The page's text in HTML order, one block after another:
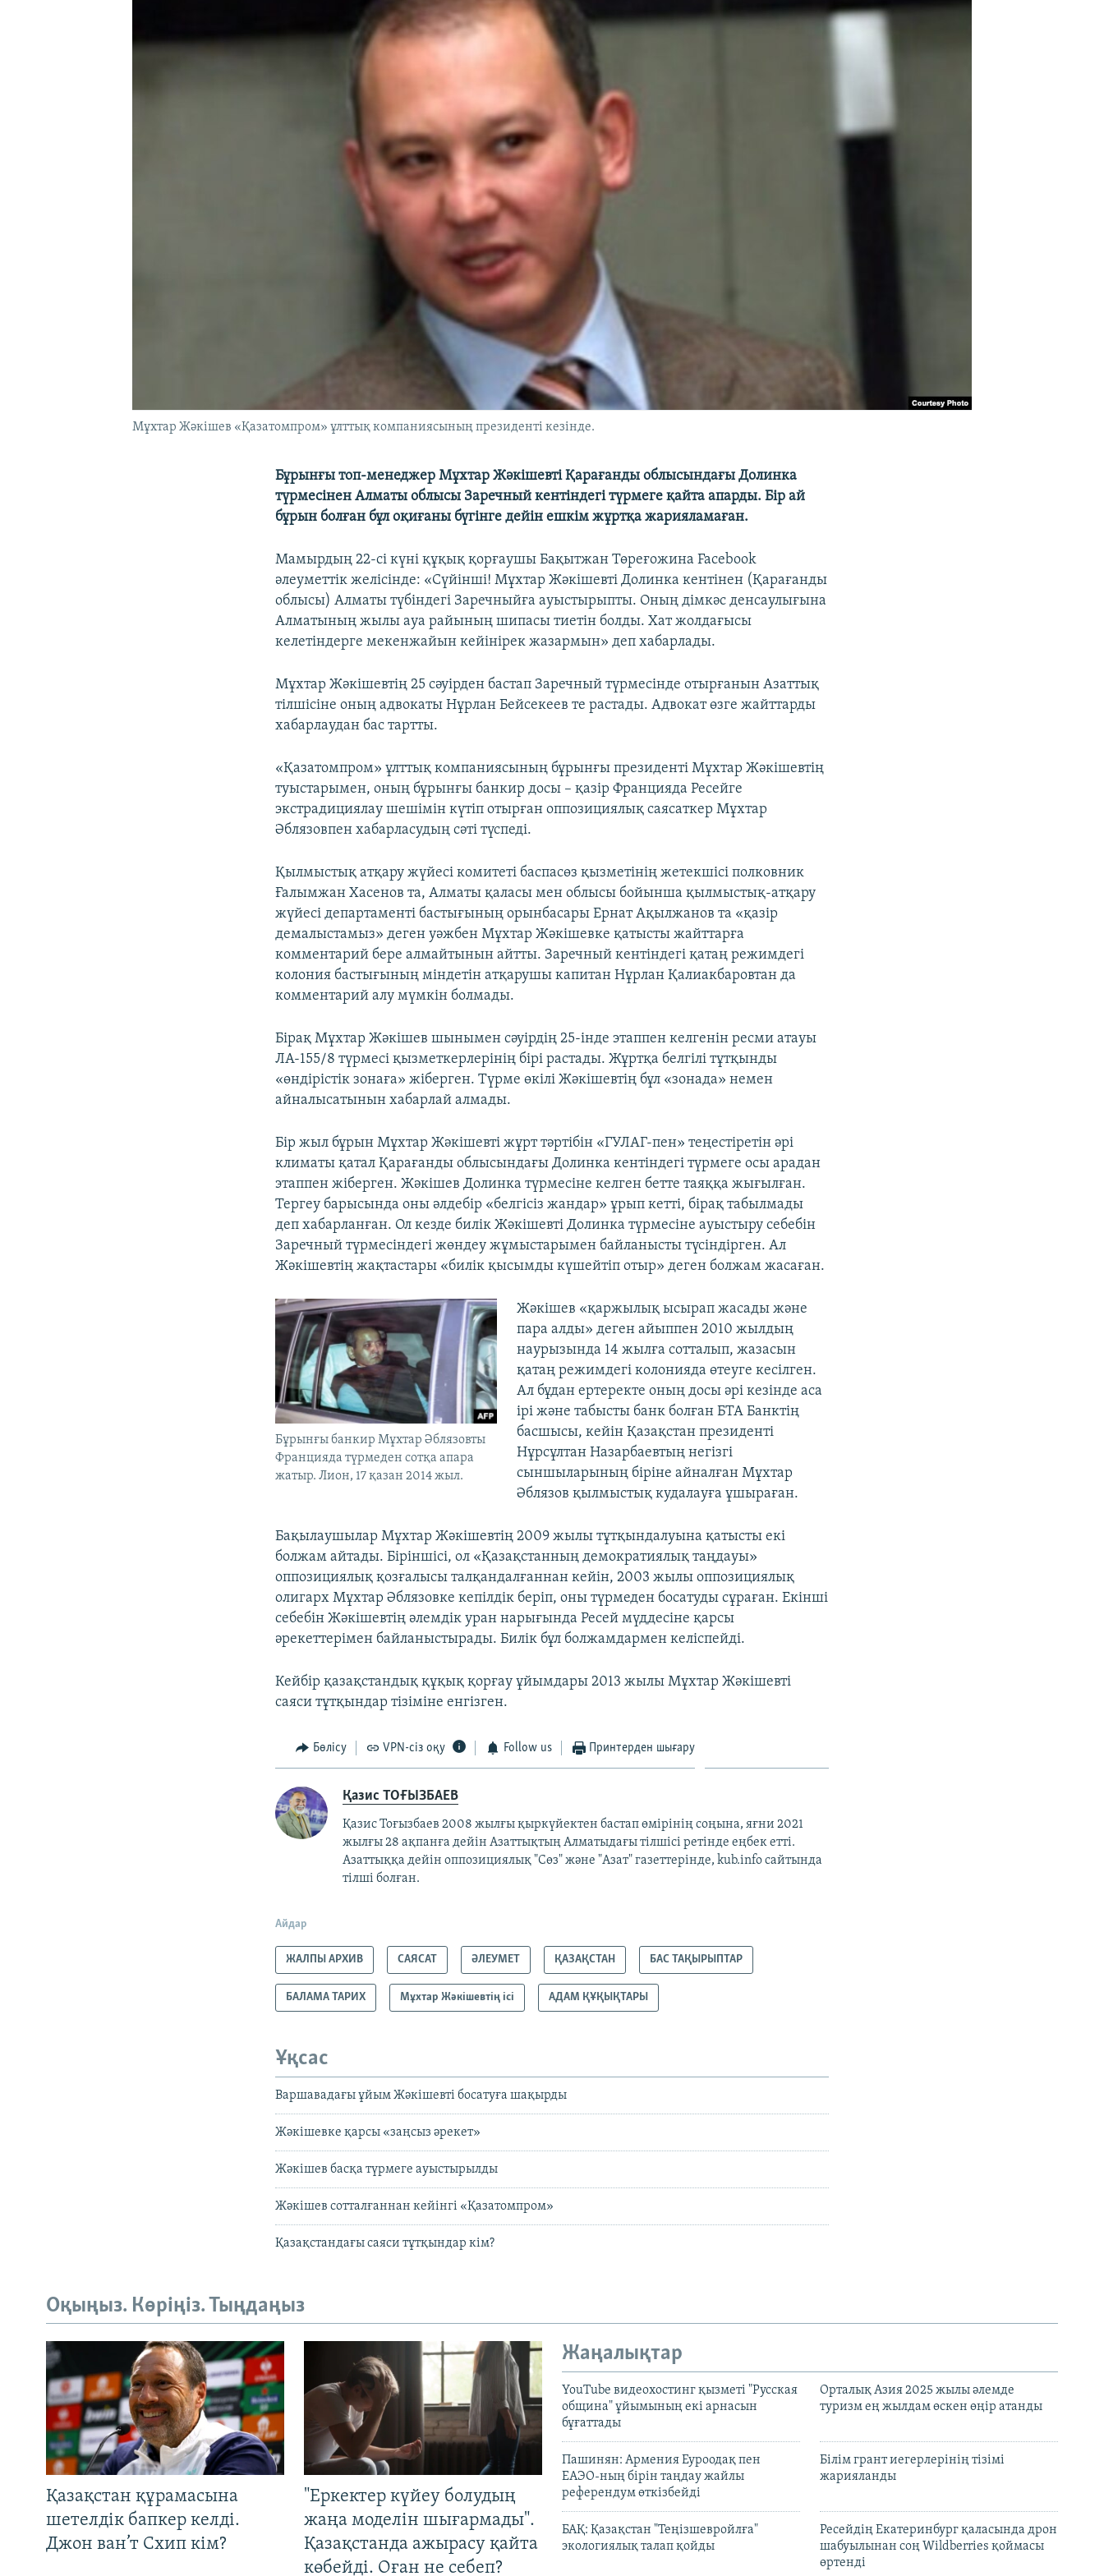
Мұхтар Жәкішев «Қазатомпром» ұлттық компаниясының президенті кезінде.
Бұрынғы топ-менеджер Мұхтар Жәкішевті Қарағанды облысындағы Долинка
түрмесінен Алматы облысы Заречный кентіндегі түрмеге қайта апарды. Бір ай
бұрын болған бұл оқиғаны бүгінге дейін ешкім жұртқа жарияламаған.
Мамырдың 22-сі күні құқық қорғаушы Бақытжан Төреғожина Facebook
әлеуметтік желісінде: «Сүйінші! Мұхтар Жәкішевті Долинка кентінен (Қарағанды
облысы) Алматы түбіндегі Заречныйға ауыстырыпты. Оның дімкәс денсаулығына
Алматының жылы ауа райының шипасы тиетін болды. Хат жолдағысы
келетіндерге мекенжайын кейінірек жазармын» деп хабарлады.
Мұхтар Жәкішевтің 25 сәуірден бастап Заречный түрмесінде отырғанын Азаттық
тілшісіне оның адвокаты Нұрлан Бейсекеев те растады. Адвокат өзге жайттарды
хабарлаудан бас тартты.
«Қазатомпром» ұлттық компаниясының бұрынғы президенті Мұхтар Жәкішевтің
туыстарымен, оның бұрынғы банкир досы – қазір Францияда Ресейге
экстрадициялау шешімін күтіп отырған оппозициялық саясаткер Мұхтар
Әблязовпен хабарласудың сәті түспеді.
Қылмыстық атқару жүйесі комитеті баспасөз қызметінің жетекшісі полковник
Ғалымжан Хасенов та, Алматы қаласы мен облысы бойынша қылмыстық-атқару
жүйесі департаменті бастығының орынбасары Ернат Ақылжанов та «қазір
демалыстамыз» деген уәжбен Мұхтар Жәкішевке қатысты жайттарға
комментарий бере алмайтынын айтты. Заречный кентіндегі қатаң режимдегі
колония бастығының міндетін атқарушы капитан Нұрлан Қалиакбаровтан да
комментарий алу мүмкін болмады.
Бірақ Мұхтар Жәкішев шынымен сәуірдің 25-інде этаппен келгенін ресми атауы
ЛА-155/8 түрмесі қызметкерлерінің бірі растады. Жұртқа белгілі тұтқынды
«өндірістік зонаға» жіберген. Түрме өкілі Жәкішевтің бұл «зонада» немен
айналысатынын хабарлай алмады.
Бір жыл бұрын Мұхтар Жәкішевті жұрт тәртібін «ГУЛАГ-пен» теңестіретін әрі
климаты қатал Қарағанды облысындағы Долинка кентіндегі түрмеге осы арадан
этаппен жіберген. Жәкішев Долинка түрмесіне келген бетте таяққа жығылған.
Тергеу барысында оны әлдебір «белгісіз жандар» ұрып кетті, бірақ табылмады
деп хабарланған. Ол кезде билік Жәкішевті Долинка түрмесіне ауыстыру себебін
Заречный түрмесіндегі жөндеу жұмыстарымен байланысты түсіндірген. Ал
Жәкішевтің жақтастары «билік қысымды күшейтіп отыр» деген болжам жасаған.
Бұрынғы банкир Мұхтар Әблязовты
Францияда түрмеден сотқа апара
жатыр. Лион, 17 қазан 2014 жыл.
Жәкішев «қаржылық ысырап жасады және
пара алды» деген айыппен 2010 жылдың
наурызында 14 жылға сотталып, жазасын
қатаң режимдегі колонияда өтеуге кесілген.
Ал бұдан ертеректе оның досы әрі кезінде аса
ірі және табысты банк болған БТА Банктің
басшысы, кейін Қазақстан президенті
Нұрсұлтан Назарбаевтың негізгі
сыншыларының біріне айналған Мұхтар
Әблязов қылмыстық кудалауға ұшыраған.
Бақылаушылар Мұхтар Жәкішевтің 2009 жылы тұтқындалуына қатысты екі
болжам айтады. Біріншісі, ол «Қазақстанның демократиялық таңдауы»
оппозициялық қозғалысы талқандалғаннан кейін, 2003 жылы оппозициялық
олигарх Мұхтар Әблязовке кепілдік беріп, оны түрмеден босатуды сұраған. Екінші
себебін Жәкішевтің әлемдік уран нарығында Ресей мүддесіне қарсы
әрекеттерімен байланыстырады. Билік бұл болжамдармен келіспейді.
Кейбір қазақстандық құқық қорғау ұйымдары 2013 жылы Мұхтар Жәкішевті
саяси тұтқындар тізіміне енгізген.
Бөлісу VPN-сіз оқу Follow us Принтерден шығару
Қазис ТОҒЫЗБАЕВ
Қазис Тоғызбаев 2008 жылғы қыркүйектен бастап өмірінің соңына, яғни 2021
жылғы 28 ақпанға дейін Азаттықтың Алматыдағы тілшісі ретінде еңбек етті.
Азаттыққа дейін оппозициялық "Сөз" және "Азат" газеттерінде, kub.info сайтында
тілші болған.
Айдар
ЖАЛПЫ АРХИВ САЯСАТ ӘЛЕУМЕТ ҚАЗАҚСТАН БАС ТАҚЫРЫПТАР
БАЛАМА ТАРИХ Мұхтар Жәкішевтің ісі АДАМ ҚҰҚЫҚТАРЫ
Ұқсас
Варшавадағы ұйым Жәкішевті босатуға шақырды
Жәкішевке қарсы «заңсыз әрекет»
Жәкішев басқа түрмеге ауыстырылды
Жәкішев сотталғаннан кейінгі «Қазатомпром»
Қазақстандағы саяси тұтқындар кім?
Оқыңыз. Көріңіз. Тыңдаңыз
Қазақстан құрамасына
шетелдік бапкер келді.
Джон ван’т Схип кім?
"Еркектер күйеу болудың
жаңа моделін шығармады".
Қазақстанда ажырасу қайта
көбейді. Оған не себеп?
Жаңалықтар
YouTube видеохостинг қызметі "Русская
община" ұйымының екі арнасын
бұғаттады
Орталық Азия 2025 жылы әлемде
туризм ең жылдам өскен өңір атанды
Пашинян: Армения Еуроодақ пен
ЕАЭО-ның бірін таңдау жайлы
референдум өткізбейді
Білім грант иегерлерінің тізімі
жарияланды
БАҚ: Қазақстан "Теңізшевройлға"
экологиялық талап қойды
Ресейдің Екатеринбург қаласында дрон
шабуылынан соң Wildberries қоймасы
өртенді